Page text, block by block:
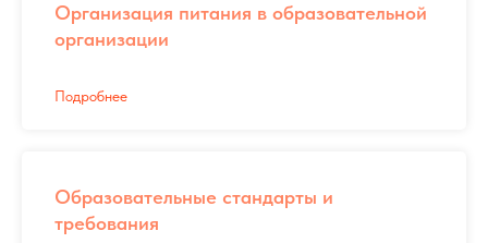
Организация питания в образовательной
организации
Подробнее
Образовательные стандарты и
требования